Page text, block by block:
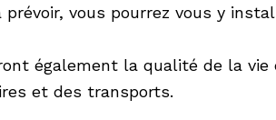
vous pourrez vous y
également la qualité de la
et des transports.